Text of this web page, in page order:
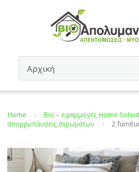
Home Bio – εφαρμογές Home
απορρυπάνσεις στρωμάτων
2